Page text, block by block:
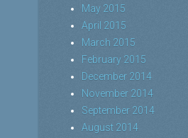
May 2015
April 2015
March 2015
February 2015
December 2014
November 2014
September 2014
August 2014